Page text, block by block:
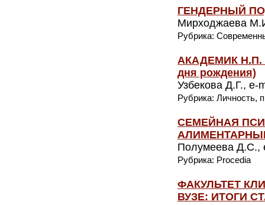
ГЕНДЕРНЫЙ
Мирходжаева
Рубрика:
АКАДЕМИК Н.П.
дня рождения)
Узбекова Д.Г., e-
Рубрика: Личность,
СЕМЕЙНАЯ
Полумеева Д.С.,
Рубрика: Procedia
ФАКУЛЬТЕТ
ВУЗЕ: ИТОГИ